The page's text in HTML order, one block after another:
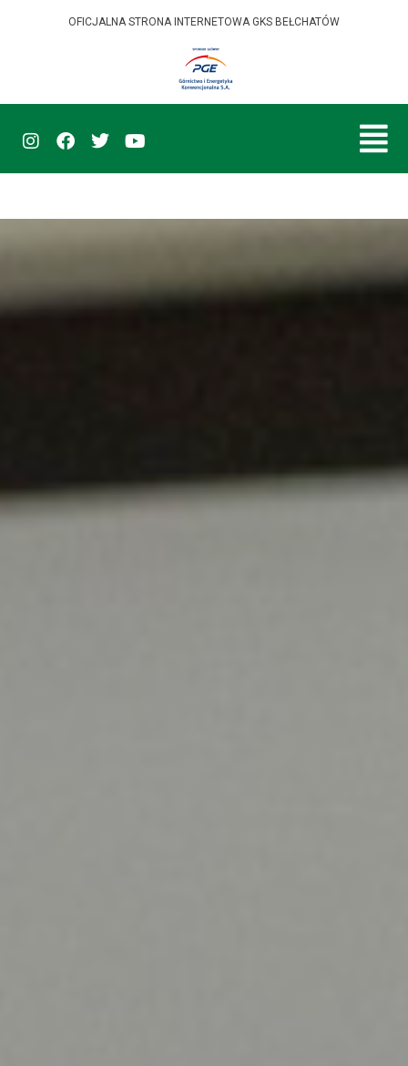
OFICJALNA STRONA INTERNETOWA GKS BEŁCHATÓW